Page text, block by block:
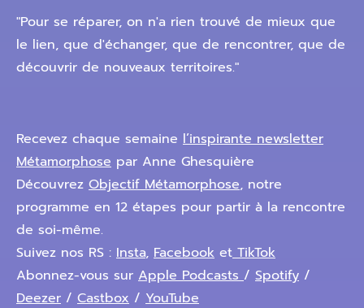
"Pour se réparer, on n'a rien trouvé de mieux que
le lien, que d'échanger, que de rencontrer, que de
découvrir de nouveaux territoires."
Recevez chaque semaine l’inspirante newsletter
Métamorphose par Anne Ghesquière
Découvrez Objectif Métamorphose, notre
programme en 12 étapes pour partir à la rencontre
de soi-même.
Suivez nos RS : Insta, Facebook etTikTok
Abonnez-vous sur Apple Podcasts/ Spotify /
Deezer / Castbox / YouTube